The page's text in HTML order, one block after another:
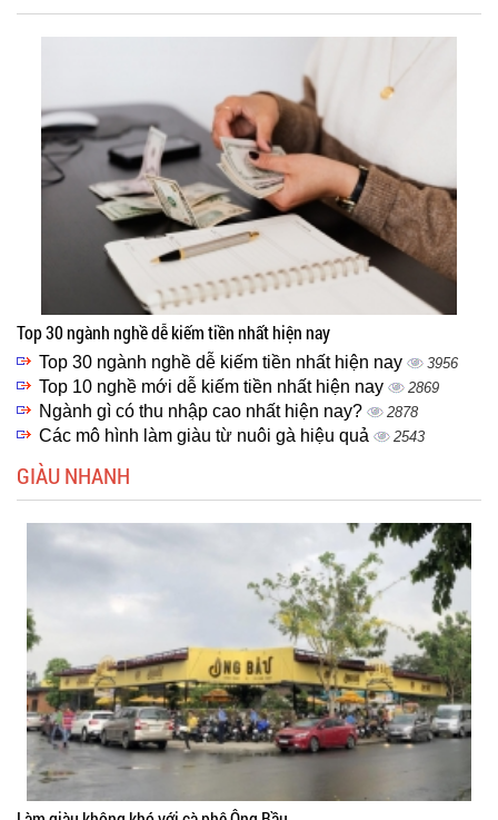
Top 30 ngành nghề dễ kiếm tiền nhất hiện nay
Top 30 ngành nghề dễ kiếm tiền nhất hiện nay 3956
Top 10 nghề mới dễ kiếm tiền nhất hiện nay 2869
Ngành gì có thu nhập cao nhất hiện nay? 2878
Các mô hình làm giàu từ nuôi gà hiệu quả 2543
GIÀU NHANH